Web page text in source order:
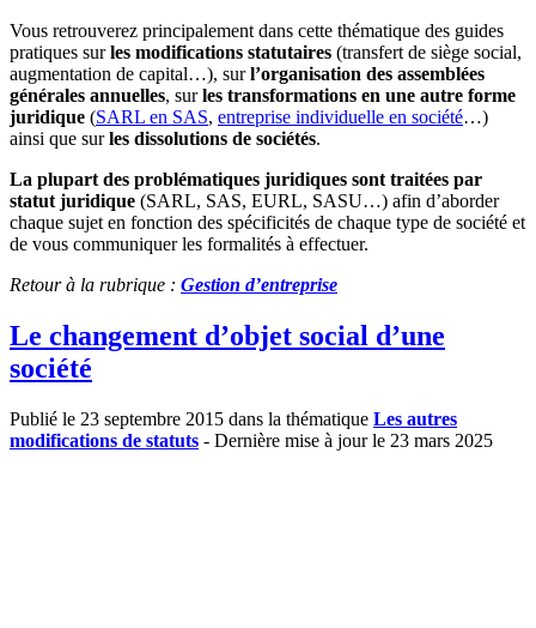
Vous retrouverez principalement dans cette thématique des guides
pratiques surles modifications statutaires (transfert de siège social,
augmentation de capital…), surl’organisation des assemblées
générales annuelles, surles transformations en une autre forme
juridique (SARL en SAS, entreprise individuelle en société…)
ainsi que surles dissolutions de sociétés.
La plupart des problématiques juridiques sont traitées par
statut juridique (SARL, SAS, EURL, SASU…) afin d’aborder
chaque sujet en fonction des spécificités de chaque type de société et
de vous communiquer les formalités à effectuer.
Retour à la rubrique : Gestion d’entreprise
Le changement d’objet social d’une
société
Publié le 23 septembre 2015 dans la thématique Les autres
modifications de statuts - Dernière mise à jour le 23 mars 2025